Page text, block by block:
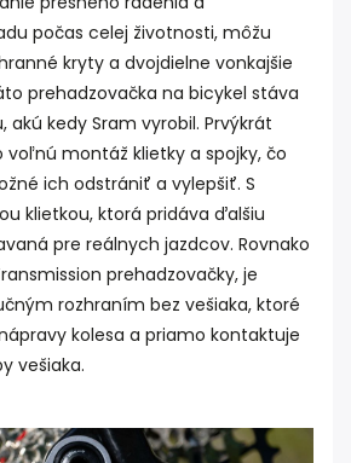
počas celej životnosti, môžu
kryty a dvojdielne vonkajšie
prehadzovačka na bicykel stáva
akú kedy Sram vyrobil. Prvýkrát
montáž klietky a spojky, čo
ich odstrániť a vylepšiť. S
klietkou, ktorá pridáva ďalšiu
pre reálnych jazdcov. Rovnako
prehadzovačky, je
rozhraním bez vešiaka, ktoré
kolesa a priamo kontaktuje
vešiaka.